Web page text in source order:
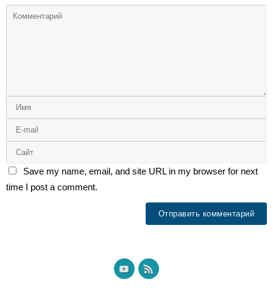
Save my name, email, and site URL in my browser for next
time I post a comment.